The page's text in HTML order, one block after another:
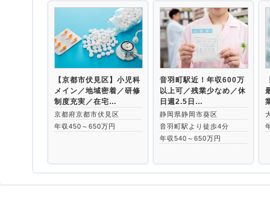
【京都市伏見区】小児科
メイン／地域密着／研修
制度充実／在宅…
京都府京都市伏見区
年収450～650万円
音羽町駅近！年収600万
以上可／残業少なめ／休
日週2.5日…
静岡県静岡市葵区
音羽町駅より徒歩4分
年収540～650万円